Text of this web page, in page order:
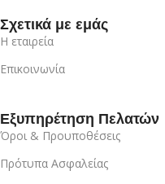
Σχετικά με εμάς
Η εταιρεία
Επικοινωνία
Εξυπηρέτηση Πελατών
Όροι & Προυποθέσεις
Πρότυπα Ασφαλείας